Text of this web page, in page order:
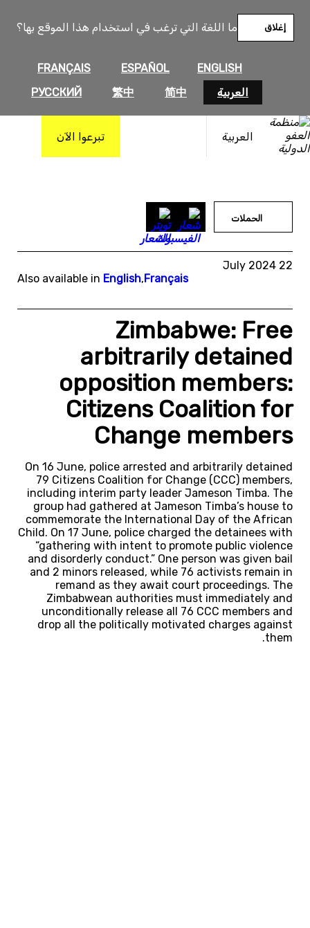
ما اللغة التي ترغب في استخدام هذا الموقع بها؟
ENGLISH
ESPAÑOL
FRANÇAIS
العربية
简中
繁中
РУССКИЙ
إغلاق
العربية تبرعوا الآن
المحتوى
الحملات
22 July 2024
Also available in English,Français
Zimbabwe: Free
arbitrarily detained
opposition members:
Citizens Coalition for
Change members
On 16 June, police arrested and arbitrarily detained
79 Citizens Coalition for Change (CCC) members,
including interim party leader Jameson Timba. The
group had gathered at Jameson Timba’s house to
commemorate the International Day of the African
Child. On 17 June, police charged the detainees with
“gathering with intent to promote public violence
and disorderly conduct.” One person was given bail
and 2 minors released, while 76 activists remain in
remand as they await court proceedings. The
Zimbabwean authorities must immediately and
unconditionally release all 76 CCC members and
drop all the politically motivated charges against
them.